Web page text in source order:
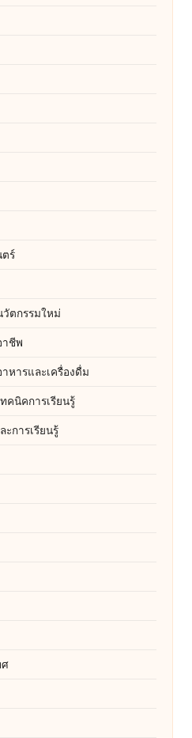
ร์
ตกรรมใหม่
าชีพ
หารและเครื่องดื่ม
คนิคการเรียนรู้
การเรียนรู้
ศ